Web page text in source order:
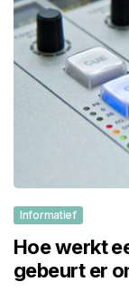
Informatief
Hoe werkt
gebeurt er